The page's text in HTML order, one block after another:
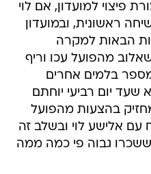
פיצוי למועדון, אם לוי
ראשונית, ובמועדון
הבאות למקרה
מהפועל עכו וריף
בלמים אחרים
שעד יום רביעי יוחתם
בהצעות מהפועל
עם אלישע לוי ובשלב זה
גבוה פי כמה ממה